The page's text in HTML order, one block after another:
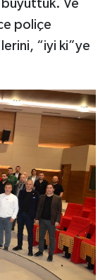
büyüttük. Ve
poliçe
“iyi ki”ye